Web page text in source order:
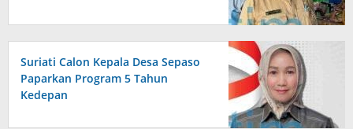
Suriati Calon Kepala Desa Sepaso
Paparkan Program 5 Tahun
Kedepan